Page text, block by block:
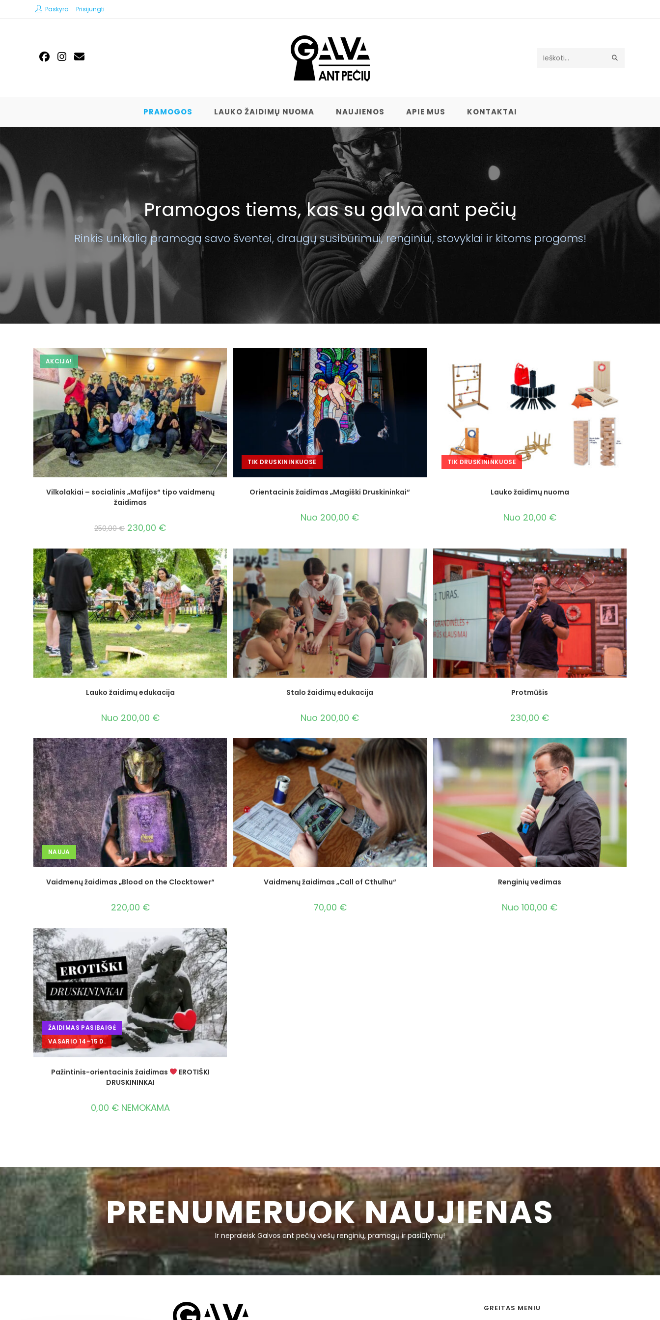
Paskyra Prisijungti
Search
PRAMOGOS LAUKO ŽAIDIMŲ NUOMA NAUJIENOS APIE MUS KONTAKTAI
Pramogos tiems, kas su galva ant pečių
Rinkis unikalią pramogą savo šventei, draugų susibūrimui, renginiui, stovyklai ir kitoms progoms!
AKCIJA!
Vilkolakiai – socialinis „Mafijos“ tipo vaidmenų
žaidimas
250,00€ 230,00 €
TIK DRUSKININKUOSE
Orientacinis žaidimas „Magiški Druskininkai“
Nuo 200,00 €
TIK DRUSKININKUOSE
Lauko žaidimų nuoma
Nuo 20,00 €
Lauko žaidimų edukacija
Nuo 200,00 €
Stalo žaidimų edukacija
Nuo 200,00 €
Protmūšis
230,00 €
NAUJA
Vaidmenų žaidimas „Blood on the Clocktower“
220,00 €
Vaidmenų žaidimas „Call of Cthulhu“
70,00 €
Renginių vedimas
Nuo 100,00 €
ŽAIDIMAS PASIBAIGĖ
VASARIO 14–15 D.
Pažintinis-orientacinis žaidimas
EROTIŠKI
DRUSKININKAI
0,00 € NEMOKAMA
PRENUMERUOK NAUJIENAS
Ir nepraleisk Galvos ant pečių viešų renginių, pramogų ir pasiūlymų!
GREITAS MENIU